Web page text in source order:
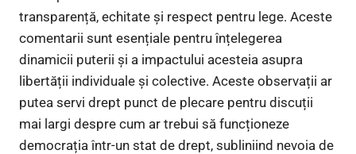
transparență, echitate și respect pentru lege. Aceste
comentarii sunt esențiale pentru înțelegerea
dinamicii puterii și a impactului acesteia asupra
libertății individuale și colective. Aceste observații ar
putea servi drept punct de plecare pentru discuții
mai largi despre cum ar trebui să funcționeze
democrația într-un stat de drept, subliniind nevoia de